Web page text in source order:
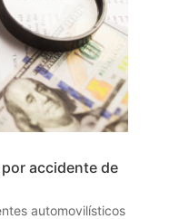
accidente de
automovilísticos